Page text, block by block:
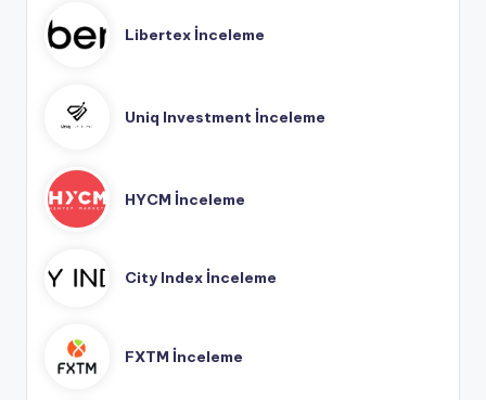
Libertex İnceleme
Uniq Investment İnceleme
HYCM İnceleme
City Index İnceleme
FXTM İnceleme